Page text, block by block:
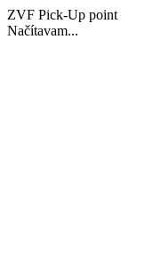
ZVF Pick-Up point
Načítavam...